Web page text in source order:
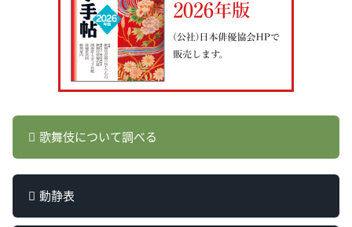
歌舞伎について調べる
動静表